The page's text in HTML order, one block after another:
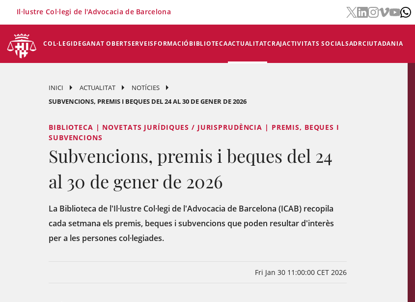
COL·LEGIDEGANAT OBERTSERVEISFORMACIÓBIBLIOTECAACTUALITATCRAJACTIVITATS SOCIALSADRCIUTADANIA
Il·lustre Col·legi de l'Advocacia de Barcelona
INICI ACTUALITAT
NOTÍCIES
SUBVENCIONS, PREMIS I BEQUES DEL 24 AL 30 DE GENER DE 2026
BIBLIOTECA | NOVETATS JURÍDIQUES / JURISPRUDÈNCIA | PREMIS, BEQUES I
SUBVENCIONS
Subvencions, premis i beques del 24
al 30 de gener de 2026
La Biblioteca de l'Il·lustre Col·legi de l'Advocacia de Barcelona (ICAB) recopila
cada setmana els premis, beques i subvencions que poden resultar d'interès
per a les persones col·legiades.
Fri Jan 30 11:00:00 CET 2026